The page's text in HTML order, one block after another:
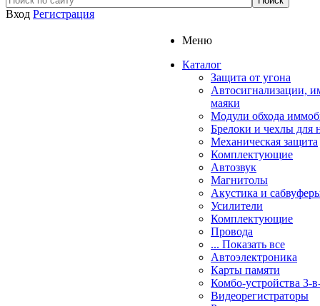
Вход Регистрация
Меню
Каталог
Защита от угона
Автосигнализации,
маяки
Модули обхода
Брелоки и чехлы для
Механическая защита
Комплектующие
Автозвук
Магнитолы
Акустика и
Усилители
Комплектующие
Провода
... Показать все
Автоэлектроника
Карты памяти
Комбо-устройства 3-
Видеорегистраторы